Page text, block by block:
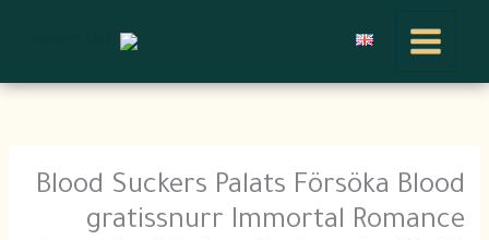
Blood Suckers Palats Försöka Blood
gratissnurr Immortal Romance